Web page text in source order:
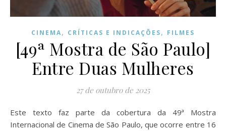
CINEMA, CRÍTICAS E INDICAÇÕES, FILMES
[49ª Mostra de São Paulo]
Entre Duas Mulheres
27 de outubro de 2025
Este texto faz parte da cobertura da 49ª Mostra
Internacional de Cinema de São Paulo, que ocorre entre 16